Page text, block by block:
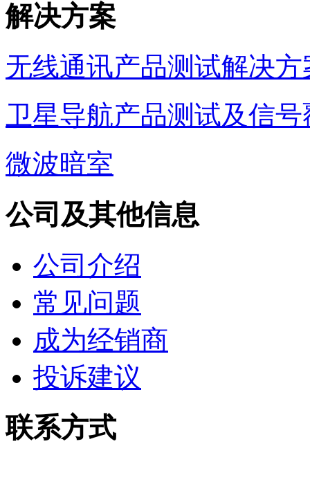
解决方案
无线通讯产品测试解决方
卫星导航产品测试及信
微波暗室
公司及其他信息
公司介绍
常见问题
成为经销商
投诉建议
联系方式